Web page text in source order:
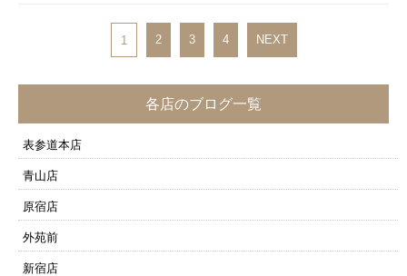
1 2 3 4 NEXT
各店のブログ一覧
表参道本店
青山店
原宿店
外苑前
新宿店